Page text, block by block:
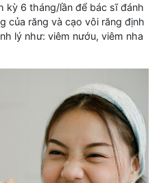
kỳ 6 tháng/lần để bác sĩ đánh
của răng và cạo vôi răng định
lý như: viêm nướu, viêm nha